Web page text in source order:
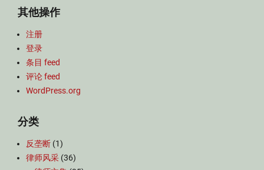
其他操作
注册
登录
条目 feed
评论 feed
WordPress.org
分类
反垄断 (1)
律师风采 (36)